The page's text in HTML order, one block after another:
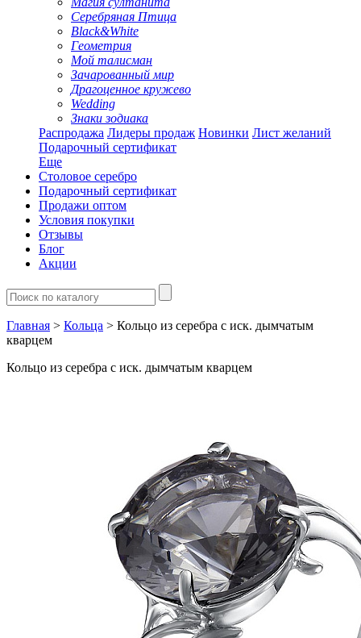
Серебряная Птица
Black&White
Геометрия
Мой талисман
Зачарованный мир
Драгоценное кружево
Wedding
Знаки зодиака
Распродажа Лидеры продаж Новинки Лист желаний
Подарочный сертификат
Еще
Столовое серебро
Подарочный сертификат
Продажи оптом
Условия покупки
Отзывы
Блог
Акции
Главная > Кольца > Кольцо из серебра с иск. дымчатым
кварцем
Кольцо из серебра с иск. дымчатым кварцем